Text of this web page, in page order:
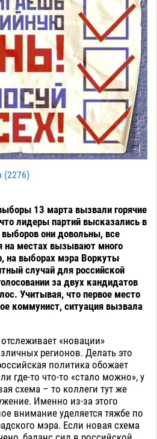
(2276)
13 марта вызвали горячие
лидеры партий высказались в
они довольны, все
на местах вызывают много
на выборах мэра Воркуты
случай для российской
за двух кандидатов
Учитывая, что первое место
коммунист, ситуация вызвала
«новации»
регионов. Делать это
политика обожает
где-то что-то «стало можно», у
схема – то коллеги тут же
Именно из-за этого
внимание уделяется тяжбе по
мэра. Если новая схема